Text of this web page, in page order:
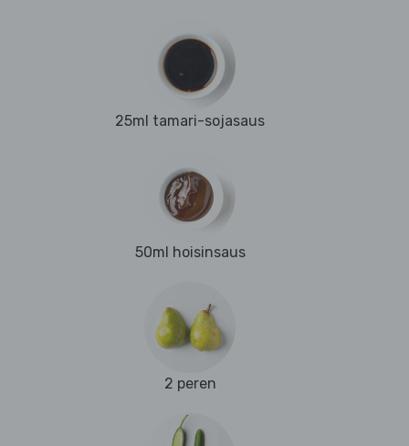
25ml tamari-sojasaus
50ml hoisinsaus
2 peren